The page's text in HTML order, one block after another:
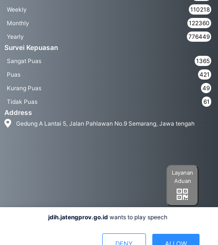
Weekly
110218
Monthly
122360
Yearly
776449
Survei Kepuasan
Sangat Puas
1365
Puas
421
Kurang Puas
49
Tidak Puas
61
Address
Gedung A Lantai 5, Jalan Pahlawan No.9 Semarang, Jawa tengah
Layanan
Aduan
jdih.jatengprov.go.id wants to play speech
DENY ALLOW